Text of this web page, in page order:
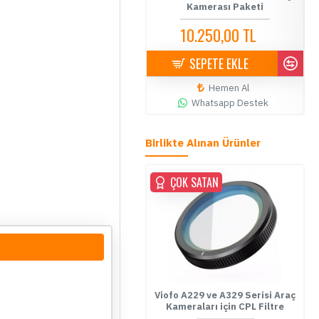
Kamerası Paketi
10.250,00 TL
SEPETE EKLE
Hemen Al
Whatsapp Destek
Birlikte Alınan Ürünler
ÇOK SATAN
Viofo A229 ve A329 Serisi Araç
Kameraları için CPL Filtre